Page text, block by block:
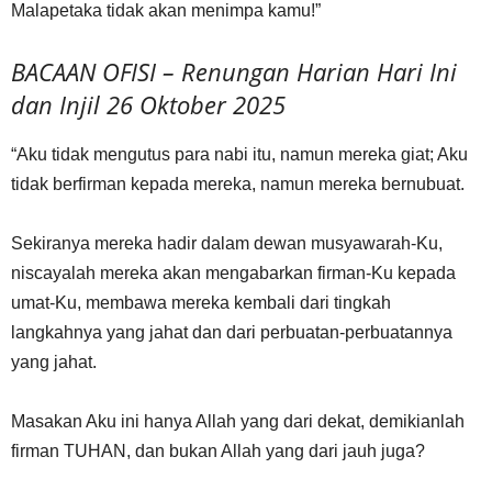
Malapetaka tidak akan menimpa kamu!”
BACAAN OFISI – Renungan Harian Hari Ini
dan Injil 26 Oktober 2025
“Aku tidak mengutus para nabi itu, namun mereka giat; Aku
tidak berfirman kepada mereka, namun mereka bernubuat.
Sekiranya mereka hadir dalam dewan musyawarah-Ku,
niscayalah mereka akan mengabarkan firman-Ku kepada
umat-Ku, membawa mereka kembali dari tingkah
langkahnya yang jahat dan dari perbuatan-perbuatannya
yang jahat.
Masakan Aku ini hanya Allah yang dari dekat, demikianlah
firman TUHAN, dan bukan Allah yang dari jauh juga?